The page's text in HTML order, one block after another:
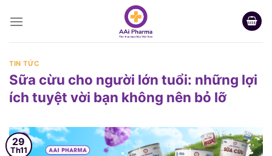
TIN TỨC
Sữa cừu cho người lớn tuổi: những lợi
ích tuyệt vời bạn không nên bỏ lỡ
29
Th11